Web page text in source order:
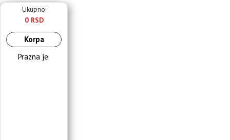
Ukupno:
0 RSD
Korpa
Prazna je.